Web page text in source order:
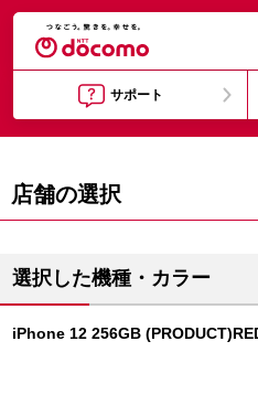
サポート
店舗の選択
選択した機種・カラー
iPhone 12 256GB